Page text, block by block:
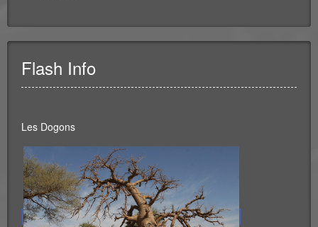
Flash Info
Les Dogons